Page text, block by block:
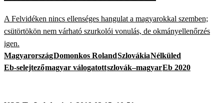
A Felvidéken nincs ellenséges hangulat a magyarokkal szemben;
csütörtökön nem várható szurkolói vonulás, de okmányellenőrzés
igen.
MagyarországDomonkos RolandSzlovákiaNélküled
Eb-selejtezőmagyar válogatottszlovák–magyarEb 2020